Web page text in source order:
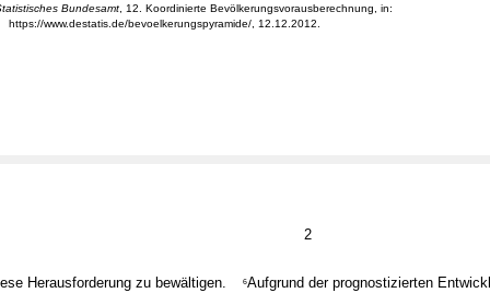
Bundesamt, 12. Koordinierte Bevölkerungsvorausberechnung, in:
https://www.destatis.de/bevoelkerungspyramide/, 12.12.2012.
2
Herausforderung zu bewältigen. 6Aufgrund der prognostizierten